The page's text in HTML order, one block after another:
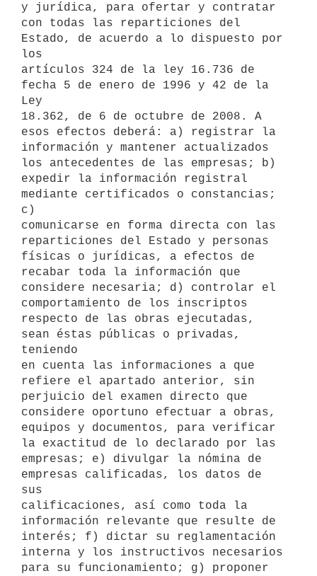
y jurídica, para ofertar y contratar
con todas las reparticiones del
Estado, de acuerdo a lo dispuesto por
los
artículos 324 de la ley 16.736 de
fecha 5 de enero de 1996 y 42 de la
Ley
18.362, de 6 de octubre de 2008. A
esos efectos deberá: a) registrar la
información y mantener actualizados
los antecedentes de las empresas; b)
expedir la información registral
mediante certificados o constancias;
c)
comunicarse en forma directa con las
reparticiones del Estado y personas
físicas o jurídicas, a efectos de
recabar toda la información que
considere necesaria; d) controlar el
comportamiento de los inscriptos
respecto de las obras ejecutadas,
sean éstas públicas o privadas,
teniendo
en cuenta las informaciones a que
refiere el apartado anterior, sin
perjuicio del examen directo que
considere oportuno efectuar a obras,
equipos y documentos, para verificar
la exactitud de lo declarado por las
empresas; e) divulgar la nómina de
empresas calificadas, los datos de
sus
calificaciones, así como toda la
información relevante que resulte de
interés; f) dictar su reglamentación
interna y los instructivos necesarios
para su funcionamiento; g) proponer